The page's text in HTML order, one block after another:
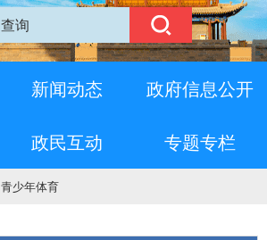
新闻动态 政府信息公开
政民互动 专题专栏
青少年体育